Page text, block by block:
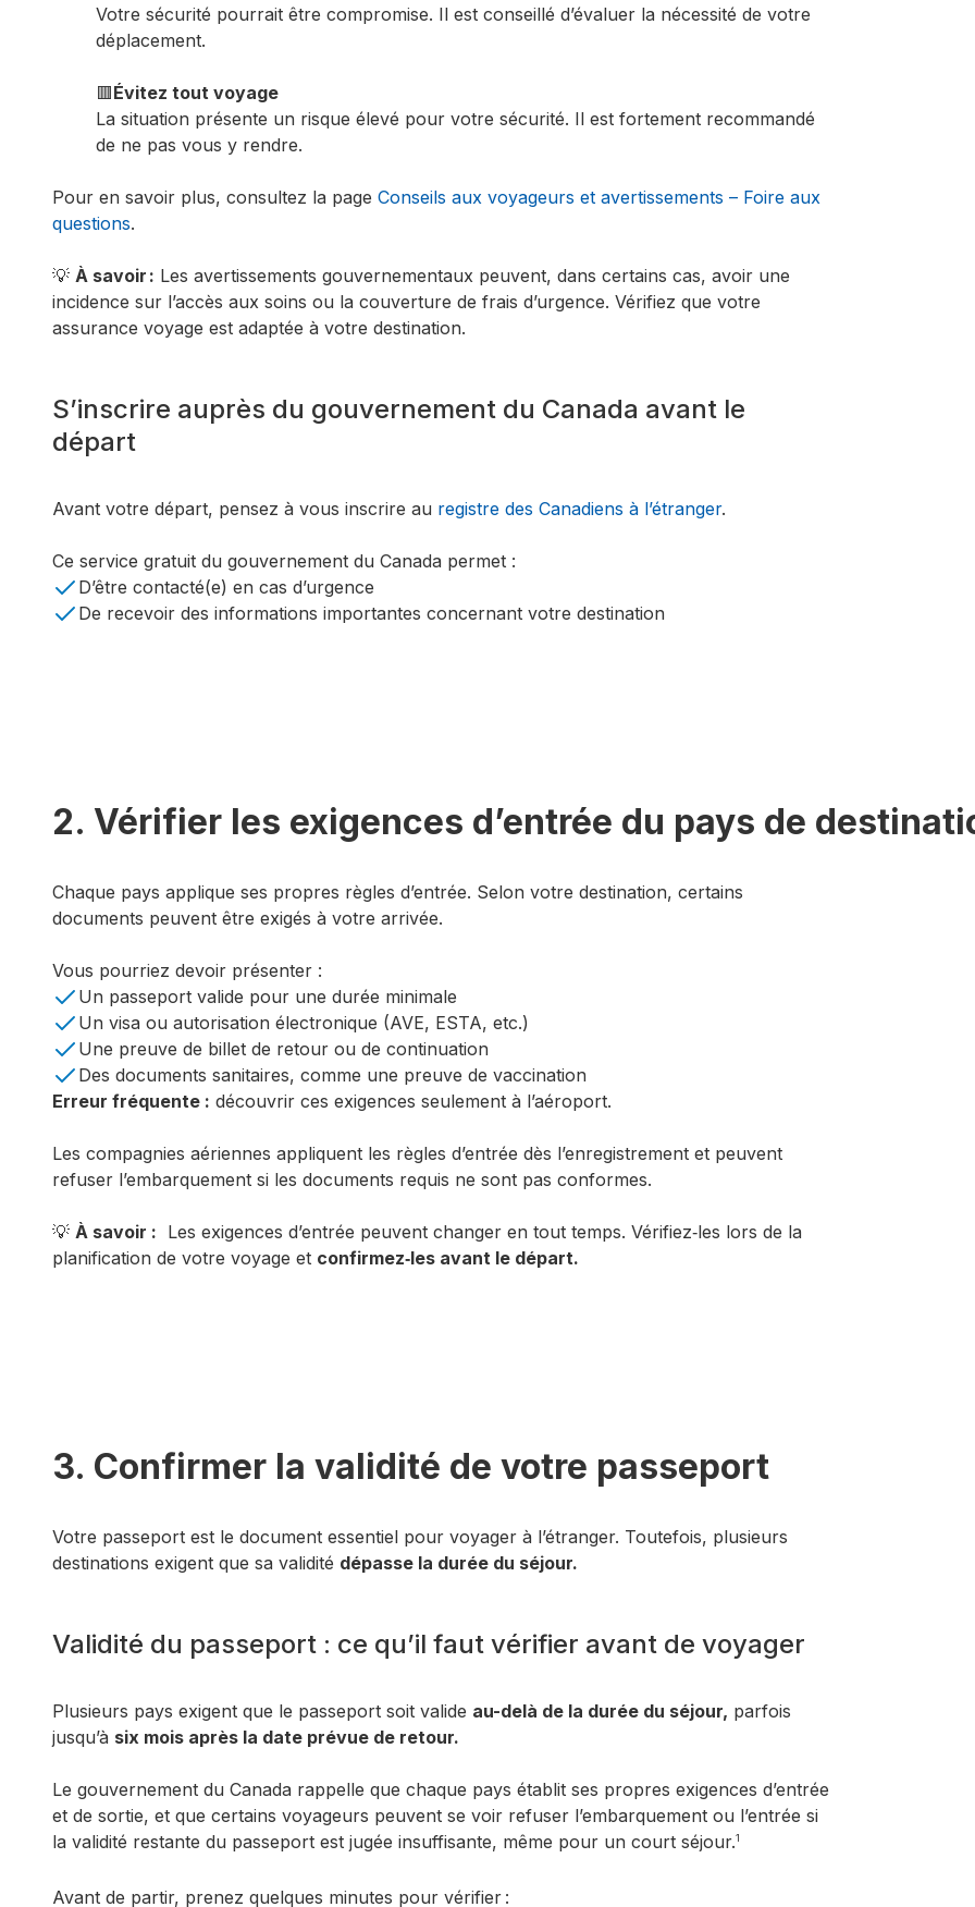
Votre sécurité pourrait être compromise. Il est conseillé d’évaluer la nécessité de votre
déplacement.
🟥Évitez tout voyage
La situation présente un risque élevé pour votre sécurité. Il est fortement recommandé
de ne pas vous y rendre.
Pour en savoir plus, consultez la page Conseils aux voyageurs et avertissements – Foire aux
questions.
💡 À savoir : Les avertissements gouvernementaux peuvent, dans certains cas, avoir une
incidence sur l’accès aux soins ou la couverture de frais d’urgence. Vérifiez que votre
assurance voyage est adaptée à votre destination.
S’inscrire auprès du gouvernement du Canada avant le
départ
Avant votre départ, pensez à vous inscrire au registre des Canadiens à l’étranger.
Ce service gratuit du gouvernement du Canada permet :
D’être contacté(e) en cas d’urgence
De recevoir des informations importantes concernant votre destination
2. Vérifier les exigences d’entrée du pays de
Chaque pays applique ses propres règles d’entrée. Selon votre destination, certains
documents peuvent être exigés à votre arrivée.
Vous pourriez devoir présenter :
Un passeport valide pour une durée minimale
Un visa ou autorisation électronique (AVE, ESTA, etc.)
Une preuve de billet de retour ou de continuation
Des documents sanitaires, comme une preuve de vaccination
Erreur fréquente : découvrir ces exigences seulement à l’aéroport.
Les compagnies aériennes appliquent les règles d’entrée dès l’enregistrement et peuvent
refuser l’embarquement si les documents requis ne sont pas conformes.
💡 À savoir : Les exigences d’entrée peuvent changer en tout temps. Vérifiez‑les lors de la
planification de votre voyage et confirmez‑les avant le départ.
3. Confirmer la validité de votre passeport
Votre passeport est le document essentiel pour voyager à l’étranger. Toutefois, plusieurs
destinations exigent que sa validité dépasse la durée du séjour.
Validité du passeport : ce qu’il faut vérifier avant de voyager
Plusieurs pays exigent que le passeport soit valide au-delà de la durée du séjour, parfois
jusqu’à six mois après la date prévue de retour.
Le gouvernement du Canada rappelle que chaque pays établit ses propres exigences d’entrée
et de sortie, et que certains voyageurs peuvent se voir refuser l’embarquement ou l’entrée si
la validité restante du passeport est jugée insuffisante, même pour un court séjour.1
Avant de partir, prenez quelques minutes pour vérifier :